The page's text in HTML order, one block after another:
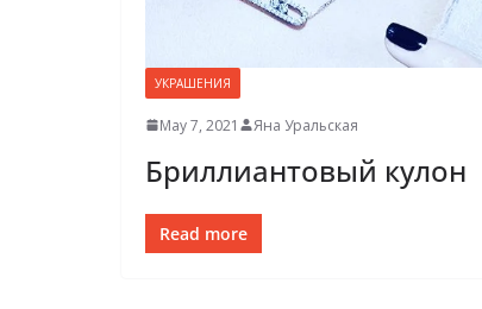
УКРАШЕНИЯ
May 7, 2021 Яна Уральская
Бриллиантовый кулон
Read more